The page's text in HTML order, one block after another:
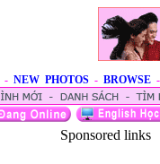
- NEW PHOTOS - BROWSE -
Sponsored links